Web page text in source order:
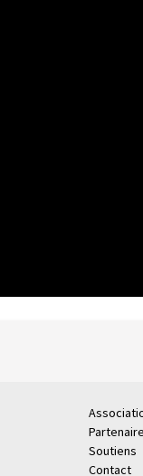
Soutiens
Contact